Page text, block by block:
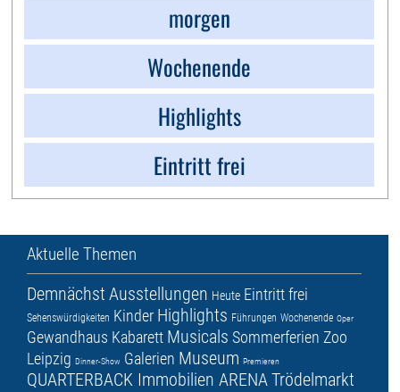
morgen
Wochenende
Highlights
Eintritt frei
Aktuelle Themen
Demnächst Ausstellungen Heute Eintritt frei
Sehenswürdigkeiten Kinder Highlights Führungen Wochenende Oper
Gewandhaus Kabarett Musicals Sommerferien Zoo
Leipzig Dinner-Show Galerien Museum Premieren
QUARTERBACK Immobilien ARENATrödelmarkt